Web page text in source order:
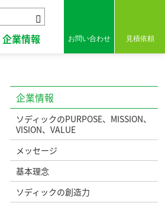
セラミックス
コアテクノロジー
用語集
統合レポート2025
統合レポート2025
企業情報
保有特許
お問い合わせ 見積依頼
企業情報
ソディックのPURPOSE、MISSION、
VISION、VALUE
メッセージ
基本理念
ソディックの創造力